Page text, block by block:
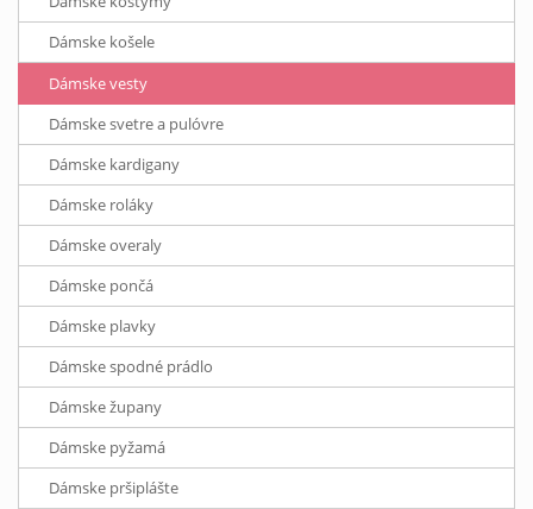
Dámske košele
Dámske vesty
Dámske svetre a pulóvre
Dámske kardigany
Dámske roláky
Dámske overaly
Dámske pončá
Dámske plavky
Dámske spodné prádlo
Dámske župany
Dámske pyžamá
Dámske pršiplášte